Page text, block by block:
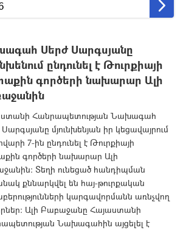
Սերժ Սարգսյանը
ընդունել է Թուրքիայի
գործերի նախարար Ալի
Հանրապետության Նախագահ
մյունխենյան իր կեցավայրում
7-ին ընդունել է Թուրքիայի
գործերի նախարար Ալի
Տեղի ունեցած հանդիպման
քննարկվել են հայ-թուրքական
կարգավորմանն առնչվող
Ալի Բաբաջանը Հայաստանի
Նախագահին այցելել է